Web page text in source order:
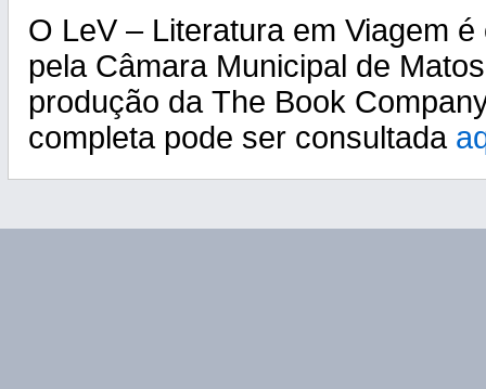
O LeV – Literatura em Viagem
pela Câmara Municipal de
produção da The Book
completa pode ser consultada